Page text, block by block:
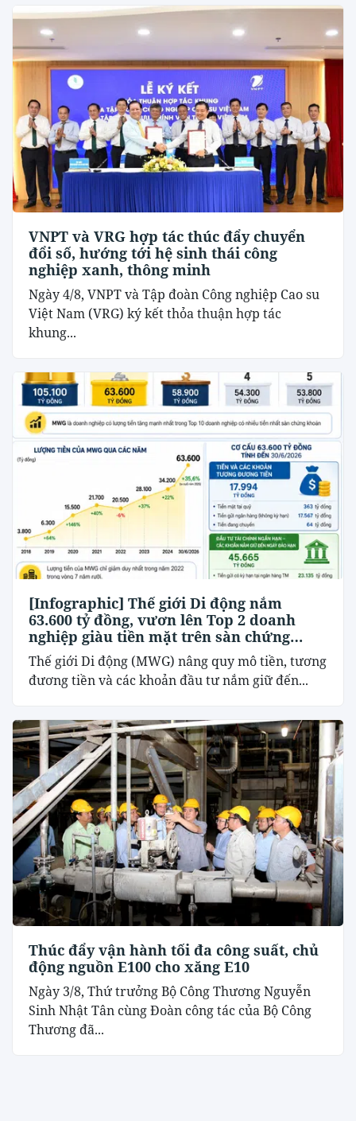
VNPT và VRG hợp tác thúc đẩy chuyển
đổi số, hướng tới hệ sinh thái công
nghiệp xanh, thông minh
Ngày 4/8, VNPT và Tập đoàn Công nghiệp Cao su
Việt Nam (VRG) ký kết thỏa thuận hợp tác
khung...
[Infographic] Thế giới Di động nắm
63.600 tỷ đồng, vươn lên Top 2 doanh
nghiệp giàu tiền mặt trên sàn chứng
khoán
Thế giới Di động (MWG) nâng quy mô tiền, tương
đương tiền và các khoản đầu tư nắm giữ đến...
Thúc đẩy vận hành tối đa công suất, chủ
động nguồn E100 cho xăng E10
Ngày 3/8, Thứ trưởng Bộ Công Thương Nguyễn
Sinh Nhật Tân cùng Đoàn công tác của Bộ Công
Thương đã...